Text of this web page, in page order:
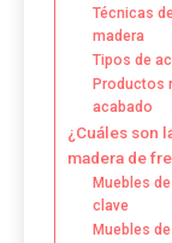
Técnicas
madera
Tipos de
Productos
acabado
¿Cuáles son
madera de
Muebles
clave
Muebles